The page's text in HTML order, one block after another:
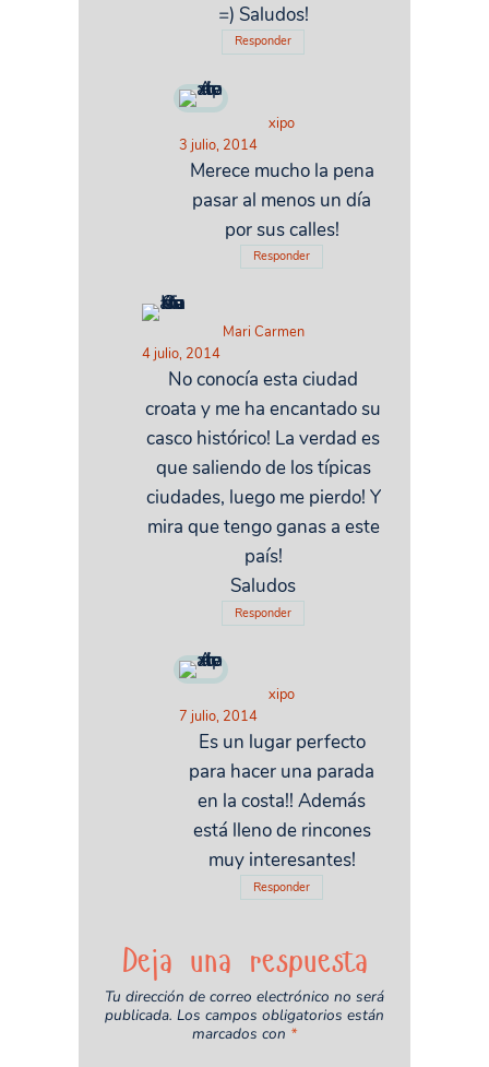
=) Saludos!
Responder
xipo
3 julio, 2014
Merece mucho la pena
pasar al menos un día
por sus calles!
Responder
Mari Carmen
4 julio, 2014
No conocía esta ciudad
croata y me ha encantado su
casco histórico! La verdad es
que saliendo de los típicas
ciudades, luego me pierdo! Y
mira que tengo ganas a este
país!
Saludos
Responder
xipo
7 julio, 2014
Es un lugar perfecto
para hacer una parada
en la costa!! Además
está lleno de rincones
muy interesantes!
Responder
Deja una respuesta
Tu dirección de correo electrónico no será
publicada. Los campos obligatorios están
marcados con *